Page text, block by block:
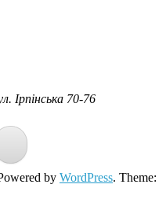
Ірпінська 70-76
by WordPress. Theme: